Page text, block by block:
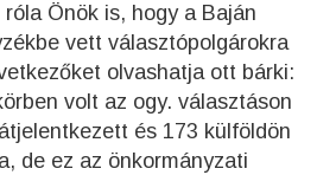
Önök is, hogy a Baján
vett választópolgárokra
olvashatja ott bárki:
volt az ogy. választáson
és 173 külföldön
de ez az önkormányzati